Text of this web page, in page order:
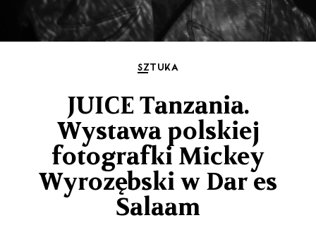
SZTUKA
JUICE Tanzania.
Wystawa polskiej
fotografki Mickey
Wyrozębski w Dar es
Salaam